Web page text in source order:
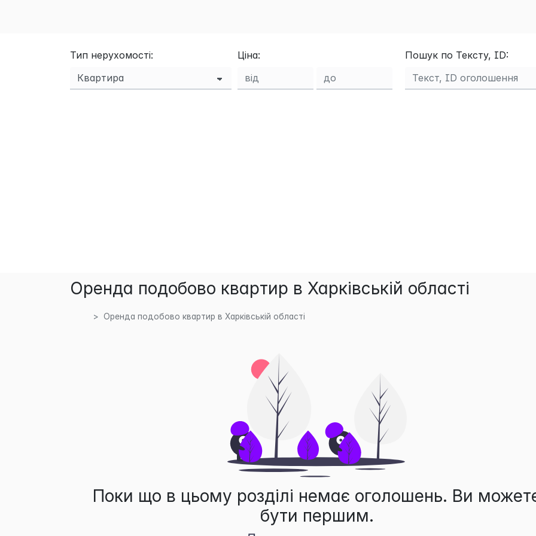
Тип нерухомості: Ціна: Пошук по Тексту, ID:
Оренда подобово квартир в Харківській області
Оренда подобово квартир в Харківській області
Поки що в цьому розділі немає оголошень. Ви
бути першим.